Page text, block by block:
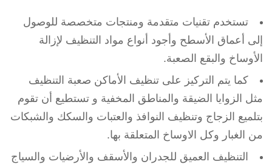
تستخدم تقنيات متقدمة ومنتجات متخصصة للوصول
إلى أعماق الأسطح وأجود أنواع مواد التنظيف لإزالة
الأوساخ والبقع الصعبة.
كما يتم التركيز على تنظيف الأماكن صعبة التنظيف
مثل الزوايا الضيقة والمناطق المخفية و تستطيع أن تقوم
بتلميع الزجاج وتنظيف النوافذ والعتبات والسكك والشبكات
من الغبار وكل الاوساخ المتعلقة بها.
التنظيف العميق للجدران والأسقف والأرضيات والسياج